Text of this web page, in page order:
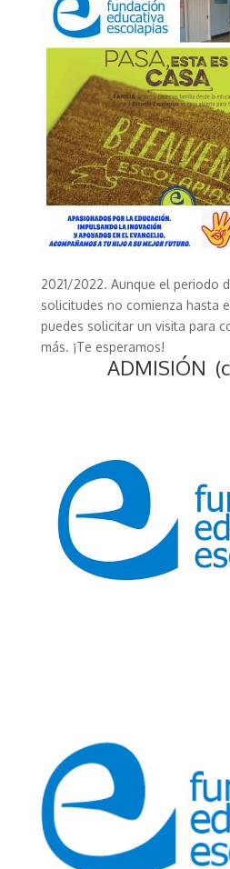
2021/2022. Aunque el periodo
solicitudes no comienza hasta
puedes solicitar un visita para
más. ¡Te esperamos!
ADMISIÓN